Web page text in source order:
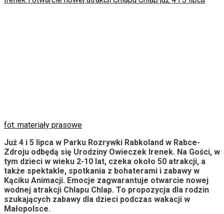
fot. materiały prasowe
Już 4 i 5 lipca w Parku Rozrywki Rabkoland w Rabce-
Zdroju odbędą się Urodziny Owieczek Irenek. Na Gości, w
tym dzieci w wieku 2-10 lat, czeka około 50 atrakcji, a
także spektakle, spotkania z bohaterami i zabawy w
Kąciku Animacji. Emocje zagwarantuje otwarcie nowej
wodnej atrakcji Chlapu Chlap. To propozycja dla rodzin
szukających zabawy dla dzieci podczas wakacji w
Małopolsce.